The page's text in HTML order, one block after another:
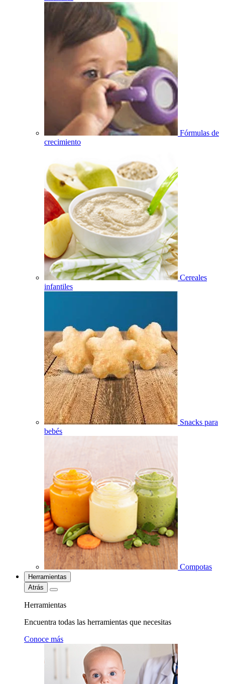
Fórmulas de
crecimiento
Cereales
infantiles
Snacks para
bebés
Compotas
Herramientas
Atrás
Herramientas
Encuentra todas las herramientas que necesitas
Conoce más